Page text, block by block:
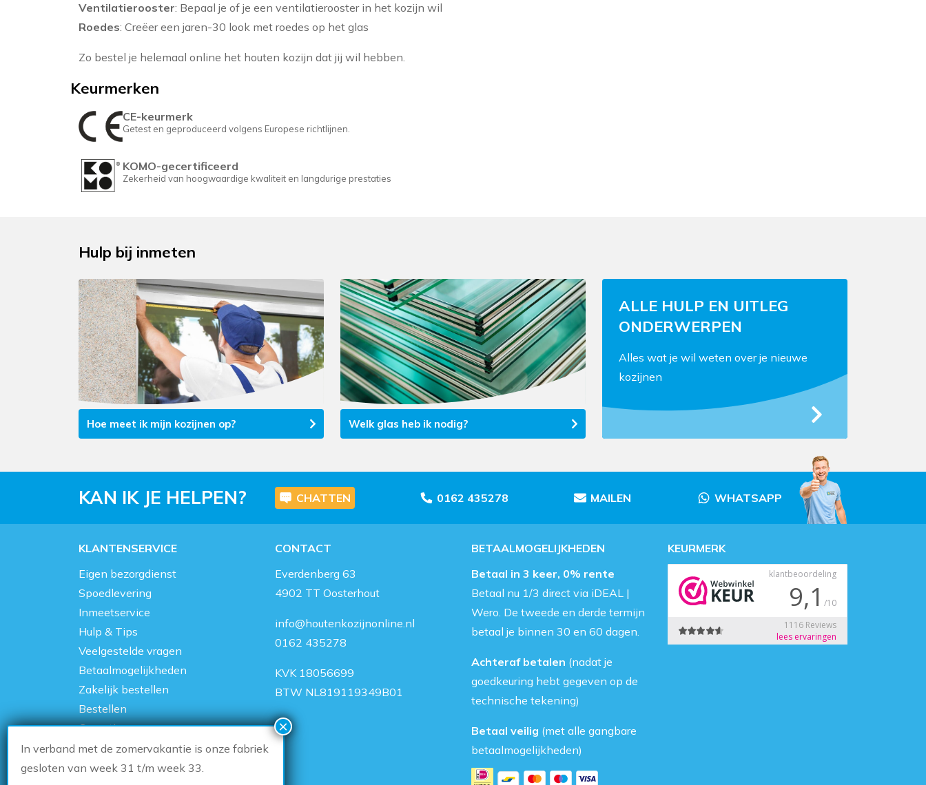
Ventilatierooster: Bepaal je of je een ventilatierooster in het kozijn wil
Roedes: Creëer een jaren-30 look met roedes op het glas
Zo bestel je helemaal online het houten kozijn dat jij wil hebben.
Keurmerken
CE-keurmerk
Getest en geproduceerd volgens Europese richtlijnen.
KOMO-gecertificeerd
Zekerheid van hoogwaardige kwaliteit en langdurige prestaties
Hulp bij inmeten
Hoe meet ik mijn kozijnen op? Welk glas heb ik nodig?
ALLE HULP EN UITLEG
ONDERWERPEN
Alles wat je wil weten over je nieuwe
kozijnen
KAN IK JE HELPEN? CHATTEN 0162 435278 MAILEN WHATSAPP
KLANTENSERVICE
Eigen bezorgdienst
Spoedlevering
Inmeetservice
Hulp & Tips
Veelgestelde vragen
Betaalmogelijkheden
Zakelijk bestellen
Bestellen
Garantie
Over ons
Showroom
CONTACT
Everdenberg 63
4902 TT Oosterhout
info@houtenkozijnonline.nl
0162 435278
KVK 18056699
BTW NL819119349B01
BETAALMOGELIJKHEDEN
Betaal in 3 keer, 0% rente
Betaal nu 1/3 direct via iDEAL |
Wero. De tweede en derde termijn
betaal je binnen 30 en 60 dagen.
Achteraf betalen (nadat je
goedkeuring hebt gegeven op de
technische tekening)
Betaal veilig (met alle gangbare
betaalmogelijkheden)
KEURMERK
In verband met de zomervakantie is onze fabriek
gesloten van week 31 t/m week 33.